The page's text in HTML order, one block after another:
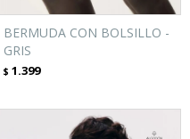
BERMUDA CON BOLSILLO -
GRIS
$ 1.399